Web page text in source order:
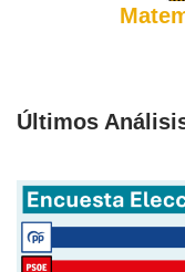
Últimos